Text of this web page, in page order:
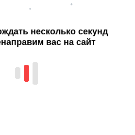
несколько секунд
вас на сайт